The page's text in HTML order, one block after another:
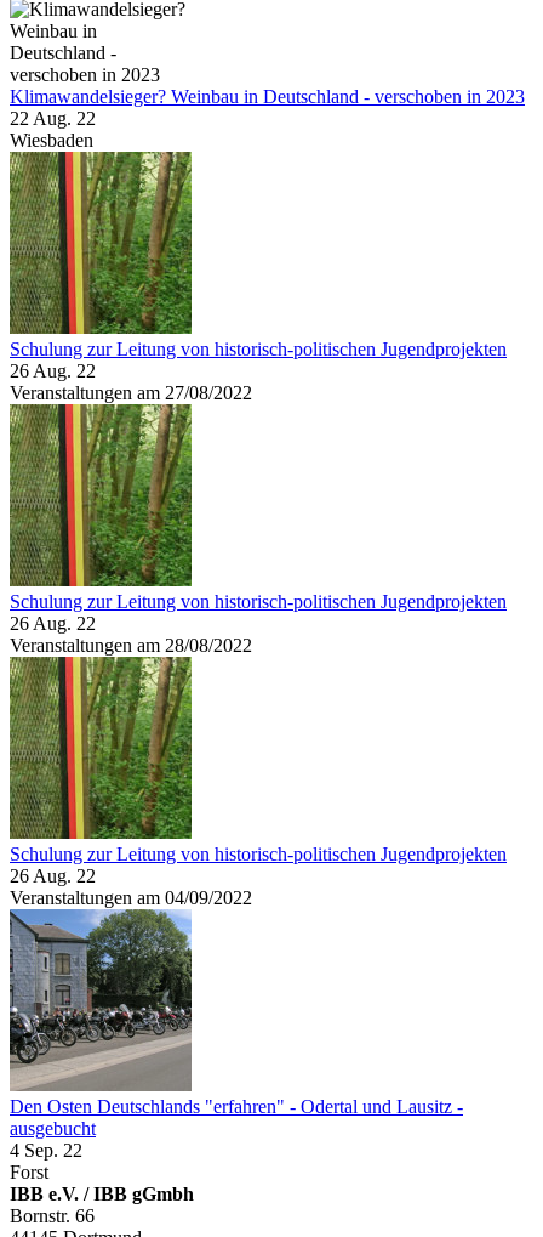
Klimawandelsieger? Weinbau in Deutschland - verschoben in 2023
22 Aug. 22
Wiesbaden
Schulung zur Leitung von historisch-politischen Jugendprojekten
26 Aug. 22
Veranstaltungen am 27/08/2022
Schulung zur Leitung von historisch-politischen Jugendprojekten
26 Aug. 22
Veranstaltungen am 28/08/2022
Schulung zur Leitung von historisch-politischen Jugendprojekten
26 Aug. 22
Veranstaltungen am 04/09/2022
Den Osten Deutschlands "erfahren" - Odertal und Lausitz -
ausgebucht
4 Sep. 22
Forst
IBB e.V. / IBB gGmbh
Bornstr. 66